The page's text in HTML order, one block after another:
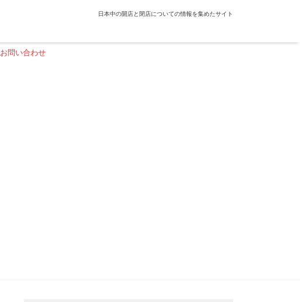
日本中の開店と閉店についての情報を集めたサイト
お問い合わせ